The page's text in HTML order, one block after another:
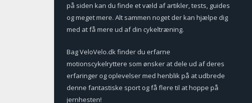
på siden kan du finde et væld af artikler, tests, guides
og meget mere. Alt sammen noget der kan hjælpe dig
med at få mere ud af din cykeltræning.
Bag VeloVelo.dk finder du erfarne
motionscykelryttere som ønsker at dele ud af deres
erfaringer og oplevelser med henblik på at udbrede
denne fantastiske sport og få flere til at hoppe på
jernhesten!